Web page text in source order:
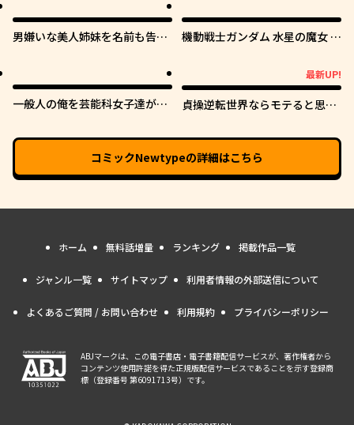
男嫌いな美人姉妹を名前も告げ
機動戦士ガンダム 水星の魔女 青
一般人の俺を芸能科女子達が逃
最新UP!
貞操逆転世界ならモテると思っ
コミックNewtypeの詳細はこちら
ホーム 無料話増量 ランキング 掲載作品一覧
ジャンル一覧 サイトマップ 利用者情報の外部送信について
よくあるご質問 / お問い合わせ 利用規約 プライバシーポリシー
ABJマークは、この電子書店・電子書籍配信サービスが、著作権者から
コンテンツ使用許諾を得た正規版配信サービスであることを示す登録商
標（登録番号 第6091713号）です。